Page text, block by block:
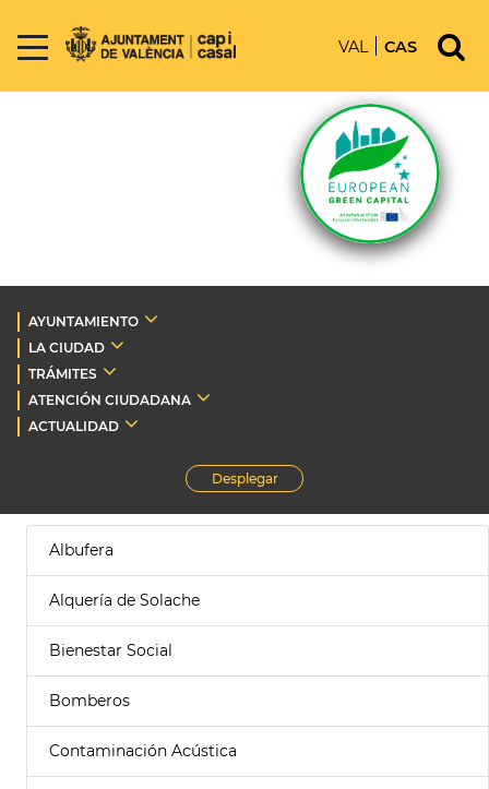
VAL CAS
AYUNTAMIENTO
LA CIUDAD
TRÁMITES
ATENCIÓN CIUDADANA
ACTUALIDAD
Desplegar
Albufera
Alquería de Solache
Bienestar Social
Bomberos
Contaminación Acústica